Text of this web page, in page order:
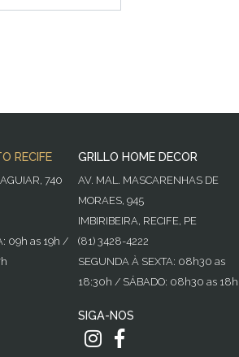
RECIFE
740
09h as 19h /
GRILLO HOME DECOR
AV. MAL. MASCARENHAS DE
MORAES, 945
IMBIRIBEIRA, RECIFE, PE
(81) 3428-4222
SEGUNDA À SEXTA: 08h30 as
18:30h / SÁBADO: 08h30 as 18h
SIGA-NOS